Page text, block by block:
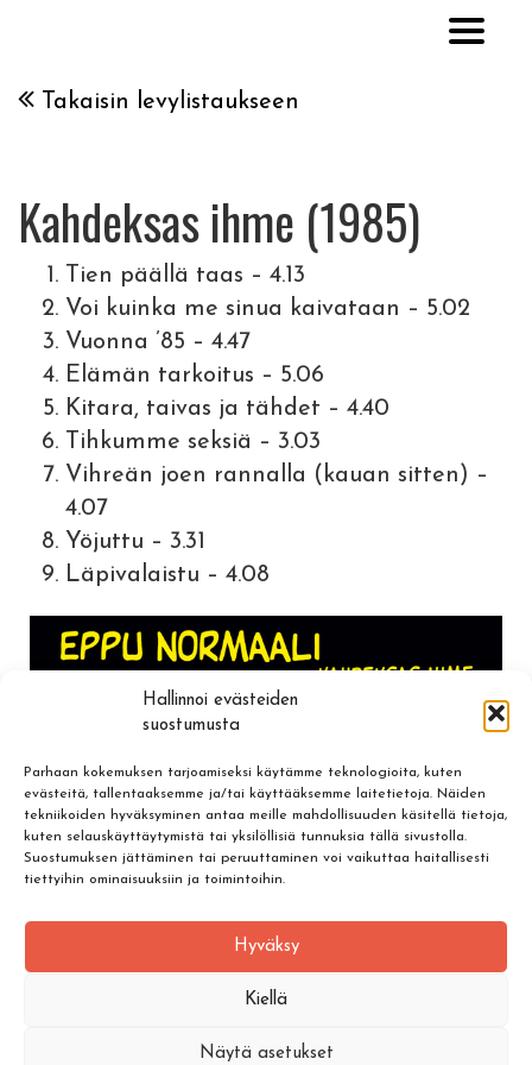
Hallinnoi evästeiden
suostumusta
Parhaan kokemuksen tarjoamiseksi käytämme teknologioita, kuten
evästeitä, tallentaaksemme ja/tai käyttääksemme laitetietoja. Näiden
tekniikoiden hyväksyminen antaa meille mahdollisuuden käsitellä tietoja,
kuten selauskäyttäytymistä tai yksilöllisiä tunnuksia tällä sivustolla.
Suostumuksen jättäminen tai peruuttaminen voi vaikuttaa haitallisesti
tiettyihin ominaisuuksiin ja toimintoihin.
Hyväksy
Kiellä
Näytä asetukset
Takaisin levylistaukseen
Kahdeksas ihme (1985)
Tien päällä taas – 4.13
Voi kuinka me sinua kaivataan – 5.02
Vuonna ’85 – 4.47
Elämän tarkoitus – 5.06
Kitara, taivas ja tähdet – 4.40
Tihkumme seksiä – 3.03
Vihreän joen rannalla (kauan sitten) –
4.07
Yöjuttu – 3.31
Läpivalaistu – 4.08